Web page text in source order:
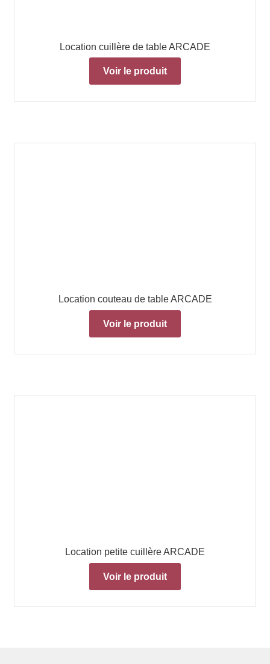
Location cuillère de table ARCADE
Voir le produit
Location couteau de table ARCADE
Voir le produit
Location petite cuillère ARCADE
Voir le produit